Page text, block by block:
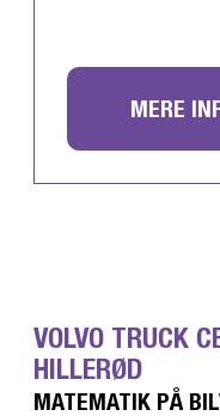
MERE
VOLVO TRUCK
HILLERØD
MATEMATIK PÅ